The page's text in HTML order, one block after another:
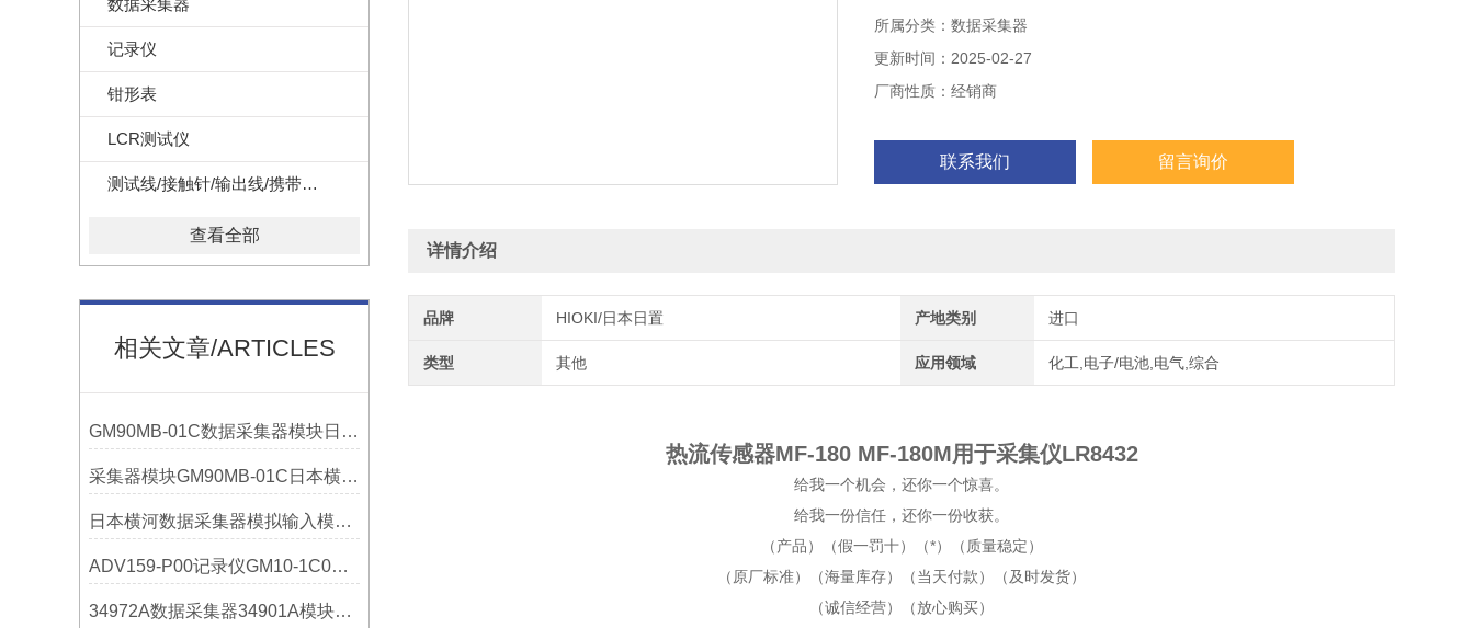
数据采集器
记录仪
钳形表
LCR测试仪
测试线/接触针/输出线/携带盒/转换器
查看全部
相关文章/ARTICLES
GM90MB-01C数据采集器模块日本横河YOKOGAWA技术参数
采集器模块GM90MB-01C日本横河YOKOGAWA选购指南
日本横河数据采集器模拟输入模块GX90XA-10-L1N-C选购指南
ADV159-P00记录仪GM10-1C0横河YOKOGAWA技术参数
34972A数据采集器34901A模块安捷伦Agilent选购指南
● Z长可记录事件发生前1秒，发生后10秒的波形
所属分类：数据采集器
更新时间：2025-02-27
厂商性质：经销商
联系我们 留言询价
详情介绍
品牌 HIOKI/日本日置 产地类别 进口
类型 其他 应用领域 化工,电子/电池,电气,综合
热流传感器MF-180 MF-180M用于采集仪LR8432
给我一个机会，还你一个惊喜。
给我一份信任，还你一份收获。
（产品）（假一罚十）（*）（质量稳定）
（原厂标准）（海量库存）（当天付款）（及时发货）
（诚信经营）（放心购买）